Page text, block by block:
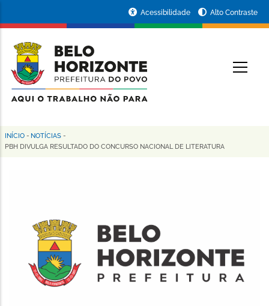
conteúdo
principal
da
Prefeitura
de
Horizonte
Acessibilidade Alto Contraste
Trilha
INÍCIO - NOTÍCIAS -
PBH DIVULGA RESULTADO DO CONCURSO NACIONAL DE LITERATURA